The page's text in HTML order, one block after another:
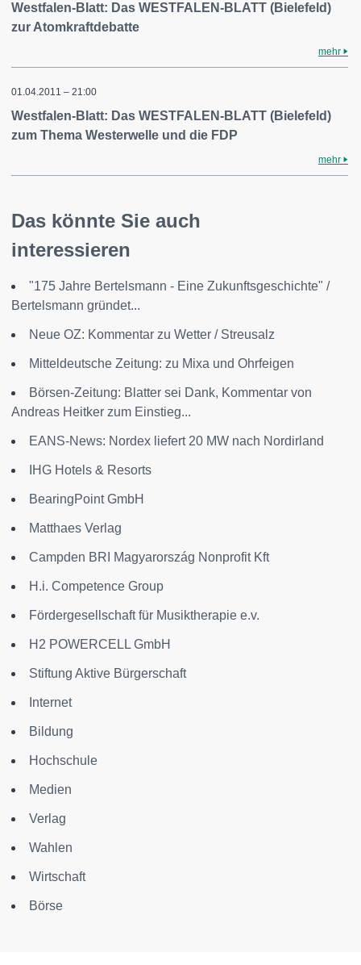
Westfalen-Blatt: Das WESTFALEN-BLATT (Bielefeld)
zur Atomkraftdebatte
mehr
01.04.2011 – 21:00
Westfalen-Blatt: Das WESTFALEN-BLATT (Bielefeld)
zum Thema Westerwelle und die FDP
mehr
Das könnte Sie auch
interessieren
"175 Jahre Bertelsmann - Eine Zukunftsgeschichte" /
Bertelsmann gründet...
Neue OZ: Kommentar zu Wetter / Streusalz
Mitteldeutsche Zeitung: zu Mixa und Ohrfeigen
Börsen-Zeitung: Blatter sei Dank, Kommentar von
Andreas Heitker zum Einstieg...
EANS-News: Nordex liefert 20 MW nach Nordirland
IHG Hotels & Resorts
BearingPoint GmbH
Matthaes Verlag
Campden BRI Magyarország Nonprofit Kft
H.i. Competence Group
Fördergesellschaft für Musiktherapie e.v.
H2 POWERCELL GmbH
Stiftung Aktive Bürgerschaft
Internet
Bildung
Hochschule
Medien
Verlag
Wahlen
Wirtschaft
Börse